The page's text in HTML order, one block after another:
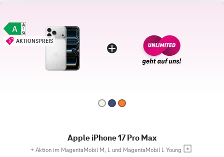
AKTIONSPREIS
Apple iPhone 17 Pro Max
+ Aktion im MagentaMobil M, L und MagentaMobil L Young